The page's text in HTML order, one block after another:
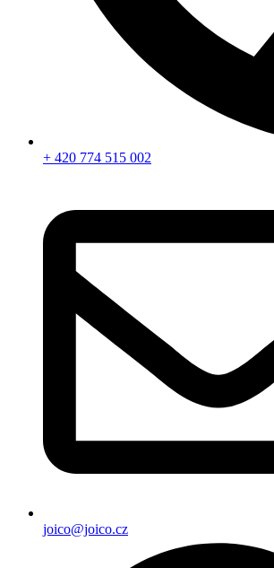
+ 420 774 515 002
joico@joico.cz